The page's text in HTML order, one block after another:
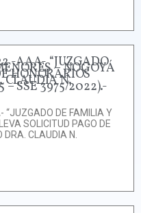
-AAA- “JUZGADO
– NOGOYÁ
HONORARIOS
CLAUDIA N.
– SSE 3975/2022).-
DE FAMILIA Y
SOLICITUD PAGO DE
CLAUDIA N.